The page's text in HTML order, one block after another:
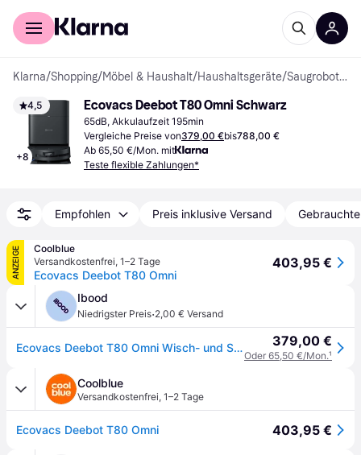
Für Shopper
Klarna/Shopping/Möbel & Haushalt/Haushaltsgeräte/ Saugroboter
4,5
+8
Ecovacs Deebot T80 Omni Schwarz
65dB, Akkulaufzeit 195min
Vergleiche Preise von379,00 €bis788,00 €
Ab 65,50 €/Mon. mit
Teste flexible Zahlungen*
Empfohlen Preis inklusive Versand
ANZEIGE
Coolblue
Versandkostenfrei, 1–2 Tage
Ecovacs Deebot T80 Omni
403,95 €
Ibood
Niedrigster Preis·2,00 € Versand
Ecovacs Deebot T80 Omni Wisch- und Saugroboter 379,00 €
Oder 65,50 €/Mon.¹
Coolblue
Versandkostenfrei, 1–2 Tage
Ecovacs Deebot T80 Omni 403,95 €